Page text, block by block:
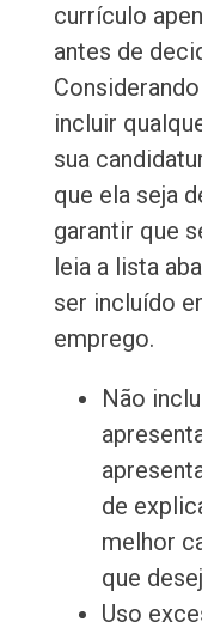
currículo
antes de
incluir
sua
que ela seja
garantir que
leia a lista
ser incluído
emprego.
Não
de
melhor
que
Uso